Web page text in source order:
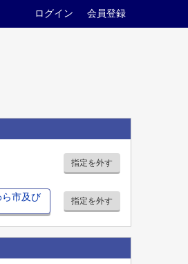
ログイン 会員登録
指定を外す
市及び
指定を外す